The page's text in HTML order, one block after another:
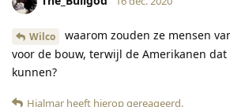
Wilco
waarom zouden ze mensen
voor de bouw, terwijl de Amerikanen dat
kunnen?
Hjalmar heeft hierop gereageerd.